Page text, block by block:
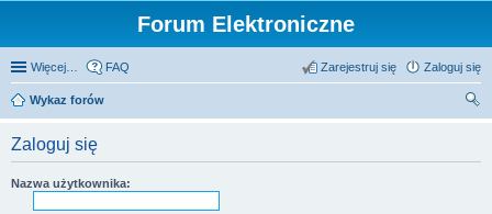
Forum Elektroniczne
Więcej… FAQ Zaloguj się
Zarejestruj się
Wykaz forów
Zaloguj się
Nazwa użytkownika: